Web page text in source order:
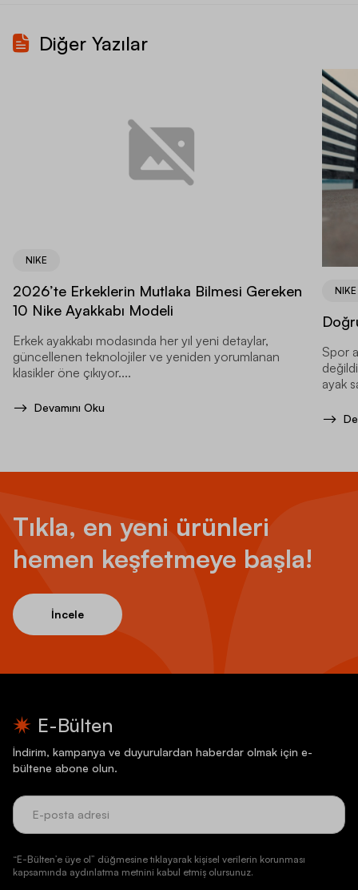
Diğer Yazılar
NIKE
2026’te Erkeklerin Mutlaka Bilmesi Gereken
10 Nike Ayakkabı Modeli
Erkek ayakkabı modasında her yıl yeni detaylar,
güncellenen teknolojiler ve yeniden yorumlanan
klasikler öne çıkıyor....
Devamını Oku
NIKE
Spor
ayak
Tıkla, en yeni ürünleri
hemen keşfetmeye başla!
İncele
E-Bülten
İndirim, kampanya ve duyurulardan haberdar olmak için e-
bültene abone olun.
“E-Bülten’e üye ol” düğmesine tıklayarak kişisel verilerin korunması
kapsamında aydınlatma metnini kabul etmiş olursunuz.